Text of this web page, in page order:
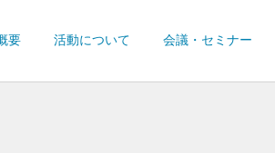
要 活動について 会議・セミナー